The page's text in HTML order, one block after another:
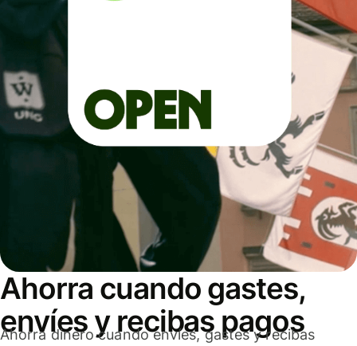
Ahorra cuando gastes,
envíes y recibas pagos
Ahorra dinero cuando envíes, gastes y recibas